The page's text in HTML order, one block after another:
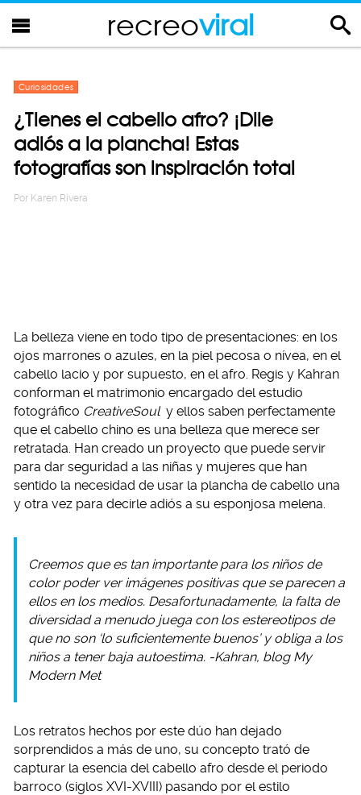
recreoviral
Curiosidades
¿Tienes el cabello afro? ¡Dile
adiós a la plancha! Estas
fotografías son inspiración total
Por Karen Rivera
La belleza viene en todo tipo de presentaciones: en los
ojos marrones o azules, en la piel pecosa o nívea, en el
cabello lacio y por supuesto, en el afro. Regis y Kahran
conforman el matrimonio encargado del estudio
fotográfico CreativeSoul y ellos saben perfectamente
que el cabello chino es una belleza que merece ser
retratada. Han creado un proyecto que puede servir
para dar seguridad a las niñas y mujeres que han
sentido la necesidad de usar la plancha de cabello una
y otra vez para decirle adiós a su esponjosa melena.
Creemos que es tan importante para los niños de
color poder ver imágenes positivas que se parecen a
ellos en los medios. Desafortunadamente, la falta de
diversidad a menudo juega con los estereotipos de
que no son ‘lo suficientemente buenos’ y obliga a los
niños a tener baja autoestima. -Kahran, blog My
Modern Met
Los retratos hechos por este dúo han dejado
sorprendidos a más de uno, su concepto trató de
capturar la esencia del cabello afro desde el periodo
barroco (siglos XVI-XVIII) pasando por el estilo